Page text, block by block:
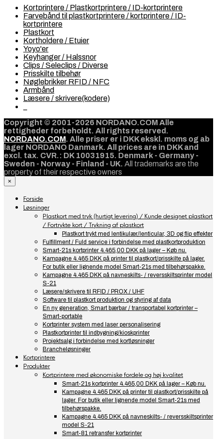
Kortprintere / Plastkortprintere / ID-kortprintere
Farvebånd til plastkortprintere / kortprintere / ID-
kortprintere
Plastkort
Kortholdere / Etuier
Yoyo'er
Keyhanger / Halssnor
Clips / Seleclips / Diverse
Prisskilte tilbehør
Nøglebrikker RFID / NFC
Armbånd
Læsere / skrivere(kodere)
Copyright © 2001-2026 NORDANO.COM Alle
rettigheder forbeholdt. All rights reserved.
NORDANO.COM. Alle priser er i DKK ekskl. moms og ab
lager NORDANO Danmark. All prices are in DKK and
excl. tax. CVR.: DK 10031915. Denmark - Germany -
Sweden - Norway - Finland - UK. All trademarks are the
property of their respective owners
×
Forside
Løsninger
Plastkort med tryk (hurtigt levering) / Kunde designet plastkort
/ Fortrykte kort / Trykning af plastkort
Plastkort trykt med lentikulær/lenticular, 3D og flip effekter
Fulfillment / Fuld service i forbindelse med plastkortproduktion
Smart-21s kortprinter 4.465,00 DKK på lager – Køb nu.
Kampagne 4.465 DKK på printer til plastkort/prisskilte på lager.
For butik eller lignende model Smart-21s med tilbehørspakke.
Kampagne 4.465 DKK på navneskilts- / reversskiltsprinter model
S-21
Læsere/skrivere til RFID / PROX / UHF
Software til plastkort produktion og styring af data
En ny generation, Smart bærbar / transportabel kortprinter –
Smart-portable
Kortprinter system med laser personalisering
Plastkortprinter til indbygning/kioskprinter
Projektsalg i forbindelse med kortløsninger
Brancheløsninger
Kortprintere
Produkter
Kortprintere med økonomiske fordele og høj kvalitet
Smart-21s kortprinter 4.465,00 DKK på lager – Køb nu.
Kampagne 4.465 DKK på printer til plastkort/prisskilte på
lager. For butik eller lignende model Smart-21s med
tilbehørspakke.
Kampagne 4.465 DKK på navneskilts- / reversskiltsprinter
model S-21
Smart-81 retransfer kortprinter